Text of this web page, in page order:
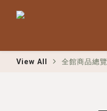
View All 全館商品總覽